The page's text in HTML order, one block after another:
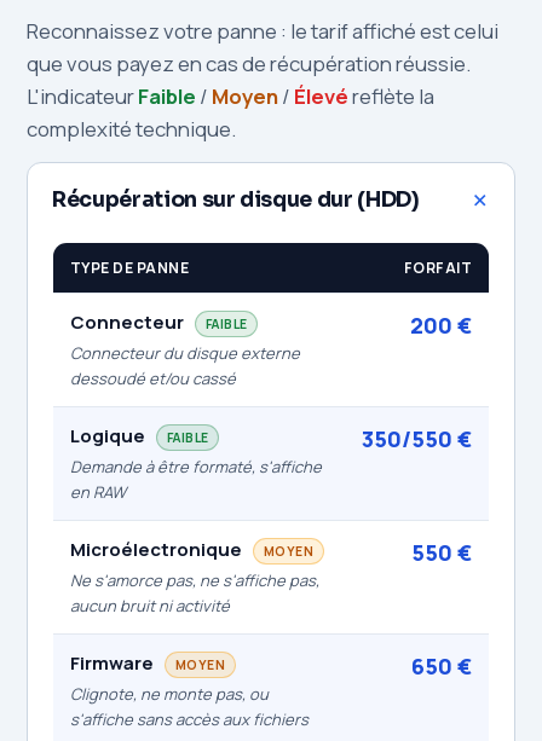
Reconnaissez votre panne : le tarif affiché est celui
que vous payez en cas de récupération réussie.
L'indicateurFaible / Moyen/ Élevéreflète la
complexité technique.
Récupération sur disque dur (HDD)
TYPE DE PANNE FORFAIT
Connecteur FAIBLE
Connecteur du disque externe
dessoudé et/ou cassé
200 €
Logique FAIBLE
Demande à être formaté, s'affiche
en RAW
350/550 €
Microélectronique MOYEN
Ne s'amorce pas, ne s'affiche pas,
aucun bruit ni activité
550 €
Firmware MOYEN
Clignote, ne monte pas, ou
s'affiche sans accès aux fichiers
650 €